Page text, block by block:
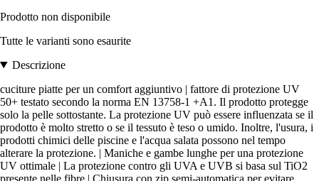
Prodotto non disponibile
Tutte le varianti sono esaurite
Descrizione
cuciture piatte per un comfort aggiuntivo | fattore di protezione UV
50+ testato secondo la norma EN 13758-1 +A1. Il prodotto protegge
solo la pelle sottostante. La protezione UV può essere influenzata se il
prodotto è molto stretto o se il tessuto è teso o umido. Inoltre, l'usura, i
prodotti chimici delle piscine e l'acqua salata possono nel tempo
alterare la protezione. | Maniche e gambe lunghe per una protezione
UV ottimale | La protezione contro gli UVA e UVB si basa sul TiO2
presente nelle fibre | Chiusura con zip semi-automatica per evitare